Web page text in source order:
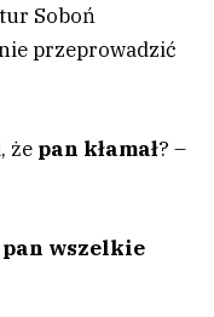
Soboń
przeprowadzić
że pan kłamał? –
wszelkie